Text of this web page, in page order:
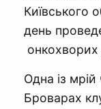
Київського
день
Одна із
Броварах